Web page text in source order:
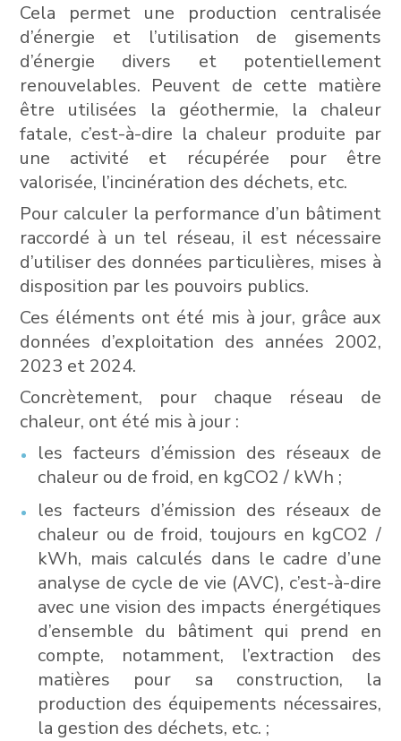
Cela permet une production centralisée
d’énergie et l’utilisation de gisements
d’énergie divers et potentiellement
renouvelables. Peuvent de cette matière
être utilisées la géothermie, la chaleur
fatale, c’est-à-dire la chaleur produite par
une activité et récupérée pour être
valorisée, l’incinération des déchets, etc.
Pour calculer la performance d’un bâtiment
raccordé à un tel réseau, il est nécessaire
d’utiliser des données particulières, mises à
disposition par les pouvoirs publics.
Ces éléments ont été mis à jour, grâce aux
données d’exploitation des années 2002,
2023 et 2024.
Concrètement, pour chaque réseau de
chaleur, ont été mis à jour :
les facteurs d’émission des réseaux de
chaleur ou de froid, en kgCO2 / kWh ;
les facteurs d’émission des réseaux de
chaleur ou de froid, toujours en kgCO2 /
kWh, mais calculés dans le cadre d’une
analyse de cycle de vie (AVC), c’est-à-dire
avec une vision des impacts énergétiques
d’ensemble du bâtiment qui prend en
compte, notamment, l’extraction des
matières pour sa construction, la
production des équipements nécessaires,
la gestion des déchets, etc. ;